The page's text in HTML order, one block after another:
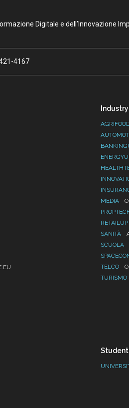
Digitale e dell’Innovazione
4167
Industry
MEDIA
RETAILUP
SANITÀ
SCUOLA
TELCO
TURISMO